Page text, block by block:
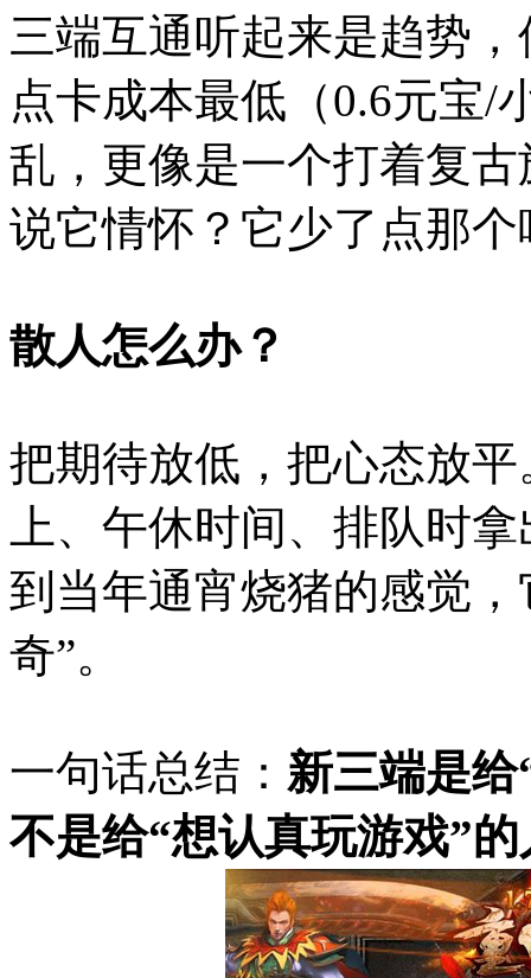
三端互通听起来是趋势
点卡成本最低（0.6元宝/
乱，更像是一个打着复
说它情怀？它少了点那个
散人怎么办？
把期待放低，把心态放
上、午休时间、排队时
到当年通宵烧猪的感觉
奇”。
一句话总结： 新三端是
不是给“想认真玩游戏”